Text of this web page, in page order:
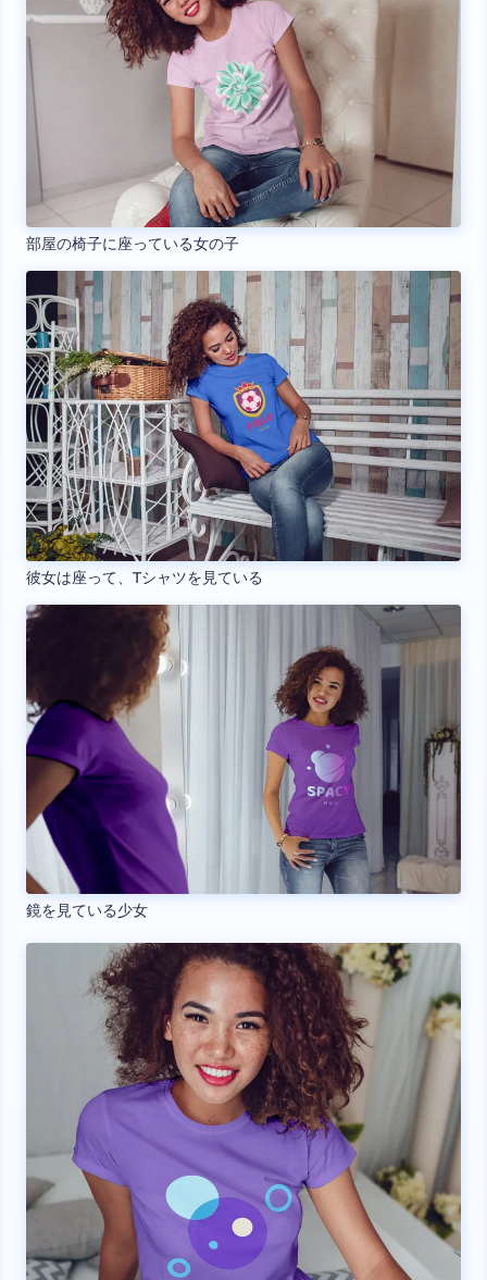
部屋の椅子に座っている女の子
彼女は座って、Tシャツを見ている
鏡を見ている少女